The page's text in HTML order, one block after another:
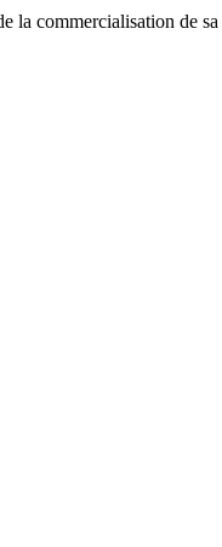
la commercialisation de